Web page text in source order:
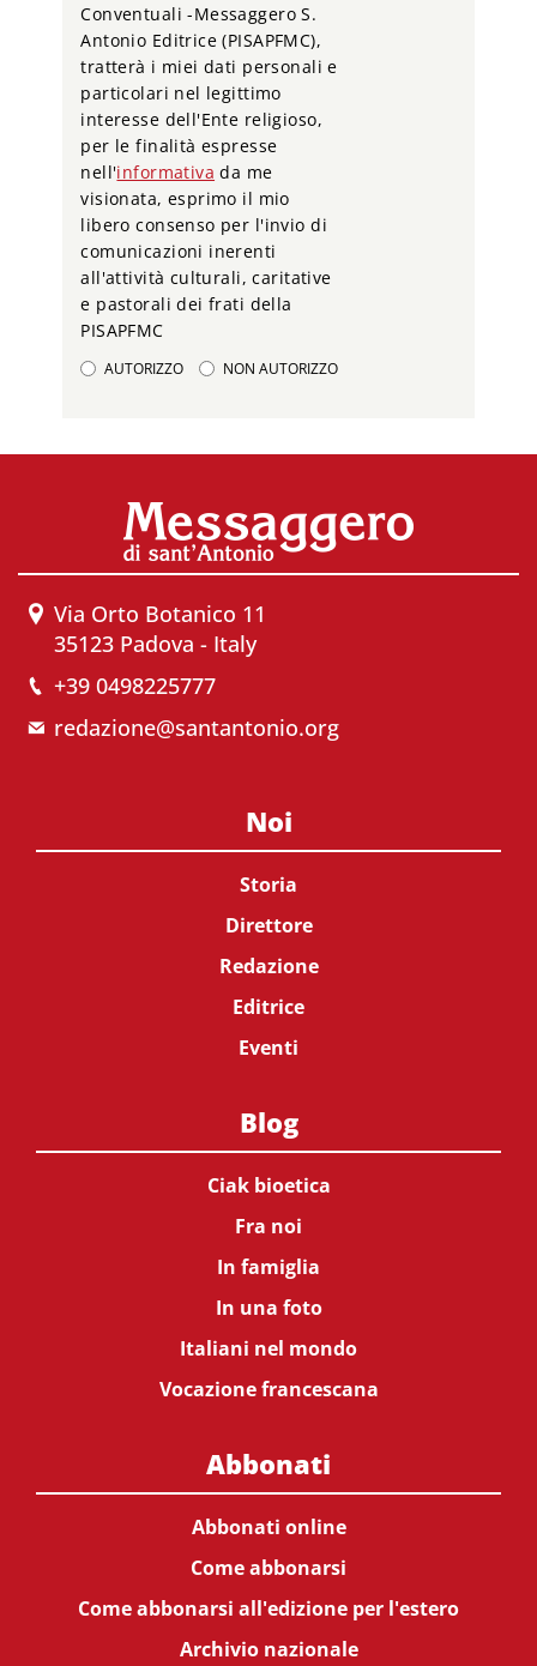
Conventuali -Messaggero S.
Antonio Editrice (PISAPFMC),
tratterà i miei dati personali e
particolari nel legittimo
interesse dell'Ente religioso,
per le finalità espresse
nell'informativa da me
visionata, esprimo il mio
libero consenso per l'invio di
comunicazioni inerenti
all'attività culturali, caritative
e pastorali dei frati della
PISAPFMC
AUTORIZZO NON AUTORIZZO
Via Orto Botanico 11
35123 Padova - Italy
+39 0498225777
redazione@santantonio.org
Noi
Storia
Direttore
Redazione
Editrice
Eventi
Blog
Ciak bioetica
Fra noi
In famiglia
In una foto
Italiani nel mondo
Vocazione francescana
Abbonati
Abbonati online
Come abbonarsi
Come abbonarsi all'edizione per l'estero
Archivio nazionale